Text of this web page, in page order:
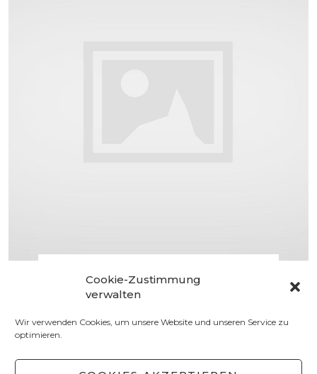
Cookie-Zustimmung
verwalten
Wir verwenden Cookies, um unsere Website und unseren Service zu
optimieren.
Erdbeerlimes
selbstgemacht